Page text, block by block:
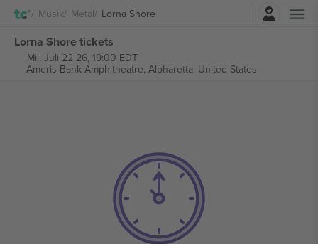
Musik Metal Lorna Shore
Lorna Shore tickets
Mi., Juli 22 26, 19:00 EDT
Ameris Bank Amphitheatre, Alpharetta, United States